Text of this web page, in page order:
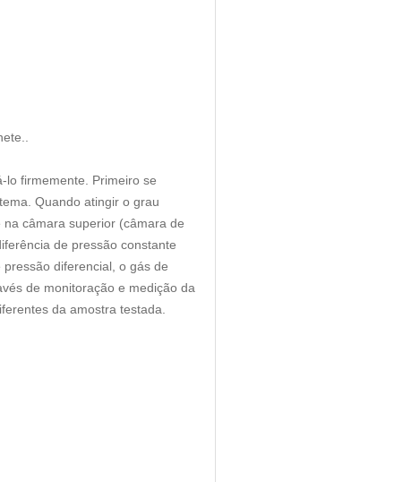
lo firmemente. Primeiro se
Quando atingir o grau
câmara superior (câmara de
de pressão constante
diferencial, o gás de
de monitoração e medição da
da amostra testada.